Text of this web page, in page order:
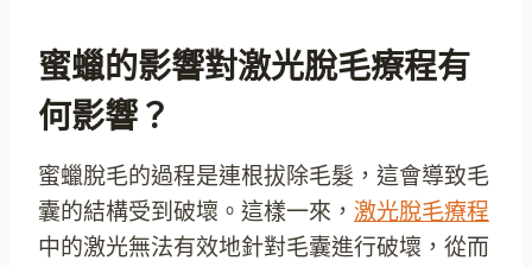
蜜蠟的影響對激光脫毛療程有
何影響？
蜜蠟脫毛的過程是連根拔除毛髮，這會導致毛
囊的結構受到破壞。這樣一來， 激光脫毛療程
中的激光無法有效地針對毛囊進行破壞，從而